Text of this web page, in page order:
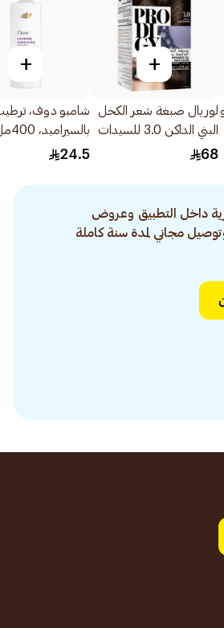
+
لوريال صبغة شعر الكحل
البني الداكن 3.0 للسيدات
1قطعة
68
+
شامبو دوف،
بالسيراميد، 400مل
24.5
داخل التطبيق وعروض
مجاني لمدة سنة كاملة